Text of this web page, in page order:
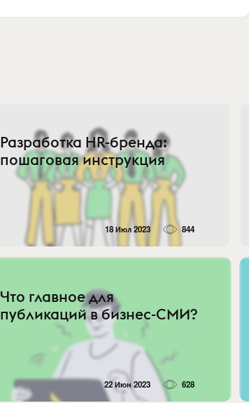
Разработка HR-бренда:
пошаговая инструкция
18 Июл 2023 844
Что главное для
публикаций в бизнес-СМИ?
22 Июн 2023 628